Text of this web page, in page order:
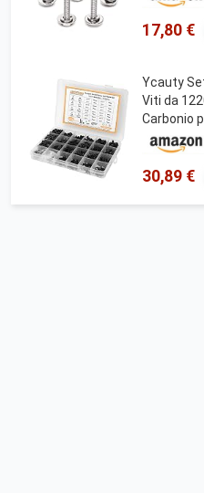
18-8
17,80 €
Ycauty
Viti da
Carbonio
Riparazioni
30,89 €